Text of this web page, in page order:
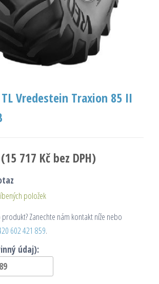
Vredestein Traxion 85 II
(15 717 Kč bez DPH)
položek
Zanechte nám kontakt níže nebo
602 421 859.
údaj):